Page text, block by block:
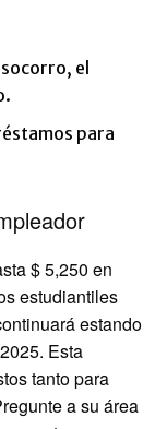
el
para
$ 5,250 en
estudiantiles
estando
Esta
tanto para
a su área